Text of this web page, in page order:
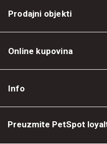
Prodajni objekti
Online kupovina
Info
Preuzmite PetSpot